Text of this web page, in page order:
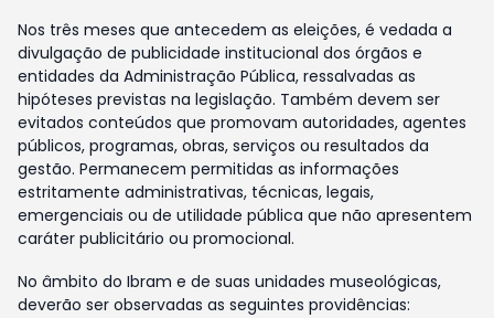
Nos três meses que antecedem as eleições, é vedada a
divulgação de publicidade institucional dos órgãos e
entidades da Administração Pública, ressalvadas as
hipóteses previstas na legislação. Também devem ser
evitados conteúdos que promovam autoridades, agentes
públicos, programas, obras, serviços ou resultados da
gestão. Permanecem permitidas as informações
estritamente administrativas, técnicas, legais,
emergenciais ou de utilidade pública que não apresentem
caráter publicitário ou promocional.
No âmbito do Ibram e de suas unidades museológicas,
deverão ser observadas as seguintes providências: